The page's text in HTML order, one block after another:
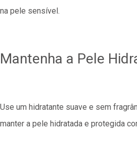
na pele sensível.
Mantenha a Pele
Use um hidratante suave e sem
manter a pele hidratada e protegida